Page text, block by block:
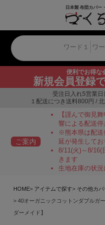
便利でお得な
新規会員登録
受注日入れ5営業日
１配送につき送料800円 /
ご案内
【謹んで御見
響による配送
※熊本県は配送
延が発生してお
8/11(火)～8/16(
きます
生地在庫の状
HOME アイテムで探す その他カ
40オーガニックコットンダブルガ
ダーメイド】